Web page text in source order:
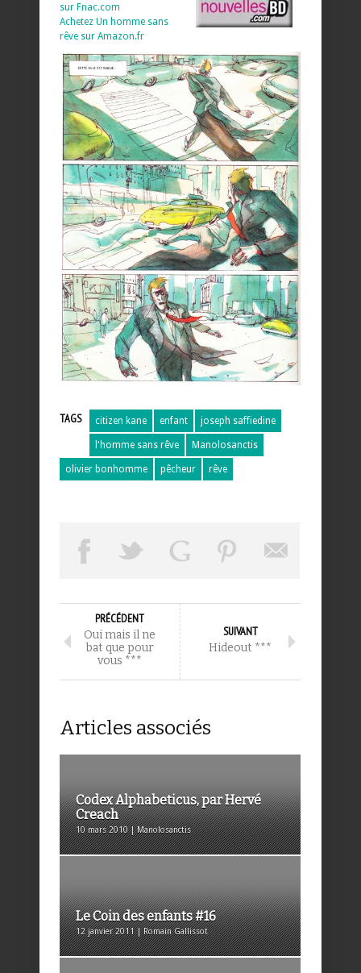
sur Fnac.com
Achetez Un homme sans
rêve sur Amazon.fr
TAGS citizen kane enfant joseph saffiedine
l'homme sans rêve Manolosanctis
olivier bonhomme pêcheur rêve
PRÉCÉDENT
Oui mais il ne
bat que pour
vous ***
SUIVANT
Hideout ***
Articles associés
Codex Alphabeticus, par Hervé
Creach
10 mars 2010 | Manolosanctis
Le Coin des enfants #16
12 janvier 2011 | Romain Gallissot